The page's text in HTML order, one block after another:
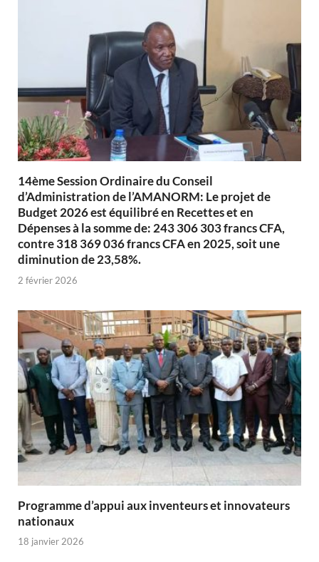
14ème Session Ordinaire du Conseil
d’Administration de l’AMANORM: Le projet de
Budget 2026 est équilibré en Recettes et en
Dépenses à la somme de: 243 306 303 francs CFA,
contre 318 369 036 francs CFA en 2025, soit une
diminution de 23,58%.
2 février 2026
Programme d’appui aux inventeurs et innovateurs
nationaux
18 janvier 2026